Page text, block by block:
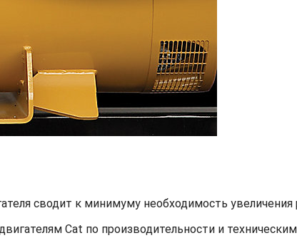
сводит к минимуму необходимость увеличения
Cat по производительности и